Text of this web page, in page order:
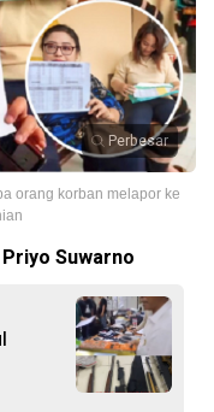
Perbesar
orang korban melapor ke
Priyo Suwarno